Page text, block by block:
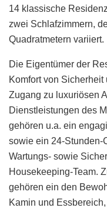
14 klassische
zwei Schlafzimmern,
Quadratmetern variiert.
Die Eigentümer der
Komfort von
Zugang zu luxuriösen
Dienstleistungen des
gehören u.a. ein
sowie ein 24-Stunden-
Wartungs- sowie
Housekeeping-Team.
gehören ein den
Kamin und